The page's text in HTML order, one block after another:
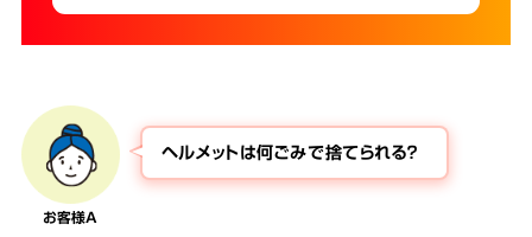
お客様A
ヘルメットは何ごみで捨てられる？